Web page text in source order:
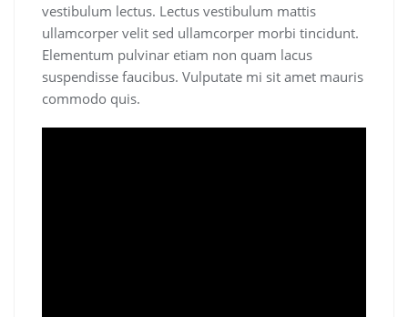
vestibulum lectus. Lectus vestibulum mattis
ullamcorper velit sed ullamcorper morbi tincidunt.
Elementum pulvinar etiam non quam lacus
suspendisse faucibus. Vulputate mi sit amet mauris
commodo quis.